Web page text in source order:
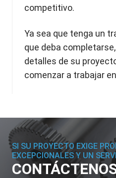
competitivo.
Ya sea que tenga un
que deba
detalles de su
comenzar a trabajar
SI SU PROYECTO EXIGE
EXCEPCIONALES Y UN